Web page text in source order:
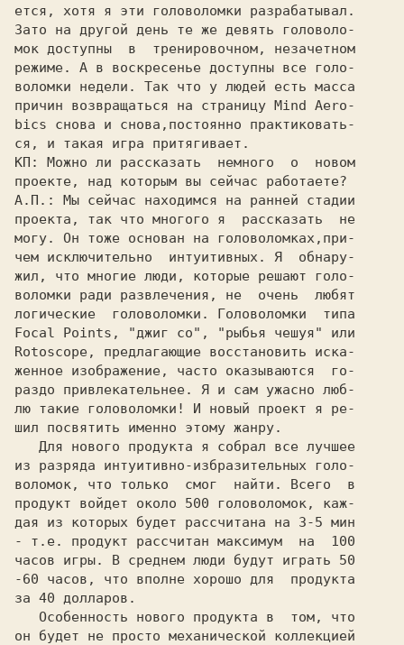
ется, хотя я эти головоломки разрабатывал.
Зато на другой день те же девять головоло-
мок доступны  в  тренировочном, незачетном
режиме. А в воскресенье доступны все голо-
воломки недели. Так что у людей есть масса
причин возвращаться на страницу Mind Aero-
bics снова и снова,постоянно практиковать-
КП: Можно ли рассказать  немного  о  новом
А.П.: Мы сейчас находимся на ранней стадии
проекта, так что многого я  рассказать  не
могу. Он тоже основан на головоломках,при-
чем исключительно  интуитивных. Я  обнару-
жил, что многие люди, которые решают голо-
воломки ради развлечения, не  очень  любят
Focal Points, "джиг со", "рыбья чешуя"
Rotoscope, предлагающие восстановить иска-
женное изображение, часто оказываются  го-
раздо привлекательнее. Я и сам ужасно люб-
лю такие головоломки! И новый проект я ре-
шил посвятить именно этому жанру.
из разряда интуитивно-избразительных голо-
воломок, что только  смог  найти. Всего  в
продукт войдет около 500 головоломок, каж-
дая из которых будет рассчитана на 3-5 мин
- т.е. продукт рассчитан максимум  на  100
часов игры. В среднем люди будут играть 50
-60 часов, что вполне хорошо для  продукта
за 40 долларов.
он будет не просто механической коллекцией